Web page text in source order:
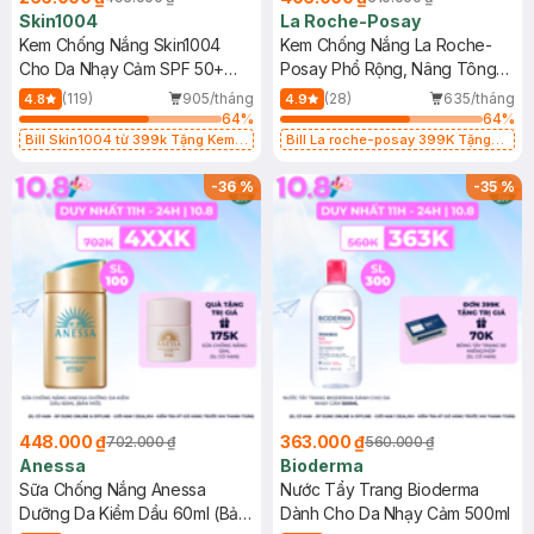
Skin1004
Kem Chống Nắng Skin1004
Cho Da Nhạy Cảm SPF 50+
50ml
4.8 (119)
905/tháng
64%
Bill Skin1004 từ 399k Tặng Kem
SPF 50+ 20ml (SL Có Hạn)
La Roche-Posay
Kem Chống Nắng La Roche-
Posay Phổ Rộng, Nâng Tông
Kiềm Dầu 50ml
4.9 (28)
635/tháng
64%
Bill La roche-posay 399K Tặng
(SL có hạn)
-36%
448.000 ₫702.000 ₫
Anessa
Sữa Chống Nắng Anessa
Dưỡng Da Kiềm Dầu 60ml (Bản
-35%
363.000 ₫560.000 ₫
Bioderma
Nước Tẩy Trang Bioderma
Dành Cho Da Nhạy Cảm 500ml